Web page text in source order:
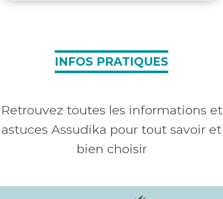
INFOS PRATIQUES
Retrouvez toutes les informations et
astuces Assudika pour tout savoir et
bien choisir